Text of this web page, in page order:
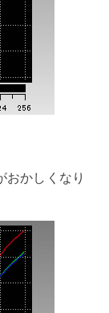
おかしくなり